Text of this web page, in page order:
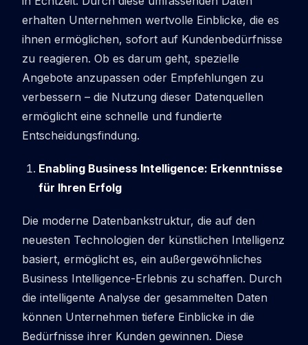
erhalten Unternehmen wertvolle Einblicke, die es
ihnen ermöglichen, sofort auf Kundenbedürfnisse
zu reagieren. Ob es darum geht, spezielle
Angebote anzupassen oder Empfehlungen zu
verbessern – die Nutzung dieser Datenquellen
ermöglicht eine schnelle und fundierte
Entscheidungsfindung.
Enabling Business Intelligence: Erkenntnisse
für Ihren Erfolg
Die moderne Datenbankstruktur, die auf den
neuesten Technologien der künstlichen Intelligenz
basiert, ermöglicht es, ein außergewöhnliches
Business Intelligence-Erlebnis zu schaffen. Durch
die intelligente Analyse der gesammelten Daten
können Unternehmen tiefere Einblicke in die
Bedürfnisse ihrer Kunden gewinnen. Diese